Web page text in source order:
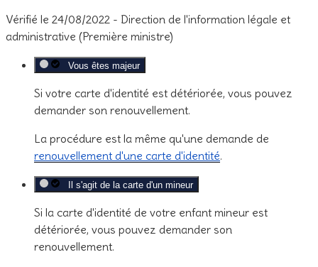
Vérifié le 24/08/2022 - Direction de l'information légale et
administrative (Première ministre)
Vous êtes majeur
Si votre carte d'identité est détériorée, vous pouvez
demander son renouvellement.
La procédure est la même qu'une demande de
renouvellement d'une carte d'identité.
Il s'agit de la carte d'un mineur
Si la carte d'identité de votre enfant mineur est
détériorée, vous pouvez demander son
renouvellement.